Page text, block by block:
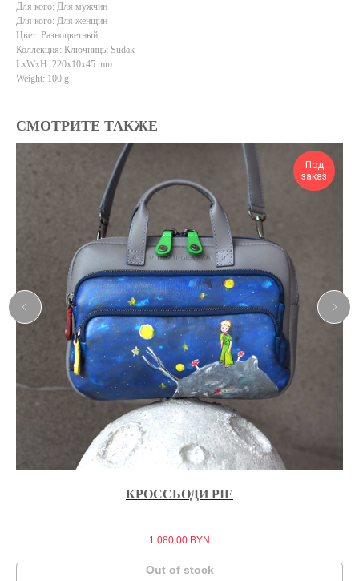
Для кого: Для мужчин
Для кого: Для женщин
Цвет: Разноцветный
Коллекция: Ключницы Sudak
LxWxH: 220x10x45 mm
Weight: 100 g
СМОТРИТЕ ТАКЖЕ
Под
заказ
КРОССБОДИ PIE
1 080,00 BYN
Out of stock